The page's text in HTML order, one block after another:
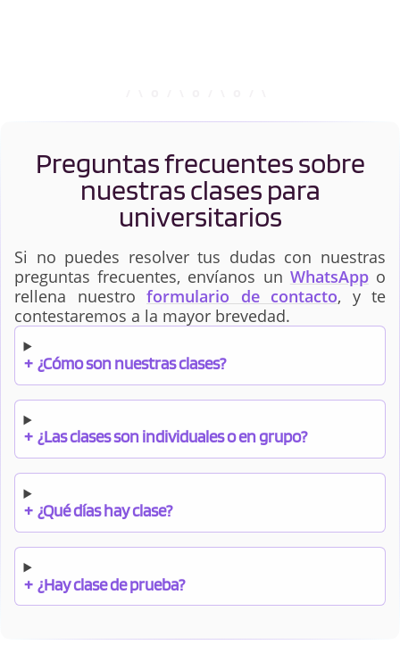
Preguntas frecuentes sobre
nuestras clases para
universitarios
Si no puedes resolver tus dudas con nuestras
preguntas frecuentes, envíanos un WhatsAppo
rellena nuestro formulario de contacto, y te
contestaremos a la mayor brevedad.
+ ¿Cómo son nuestras clases?
+ ¿Las clases son individuales o en grupo?
+ ¿Qué días hay clase?
+ ¿Hay clase de prueba?